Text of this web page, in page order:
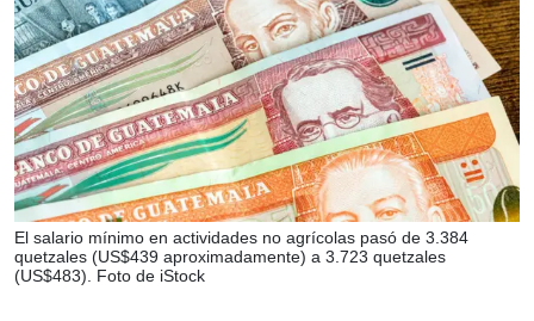
El salario mínimo en actividades no agrícolas pasó de 3.384
quetzales (US$439 aproximadamente) a 3.723 quetzales
(US$483). Foto de iStock